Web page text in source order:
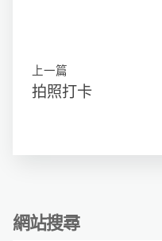
上一篇
拍照打卡
網站搜尋